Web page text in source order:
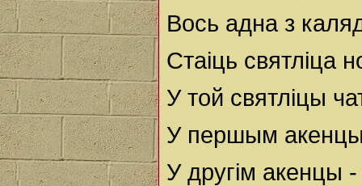
Вось адна з
Стаіць святліца
У той святліцы
У першым
У другім акенцы